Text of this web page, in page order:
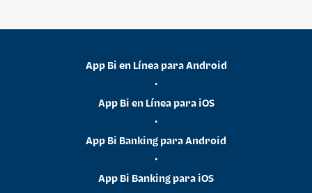
App Bi en Línea para Android
•
App Bi en Línea para iOS
•
App Bi Banking para Android
•
App Bi Banking para iOS